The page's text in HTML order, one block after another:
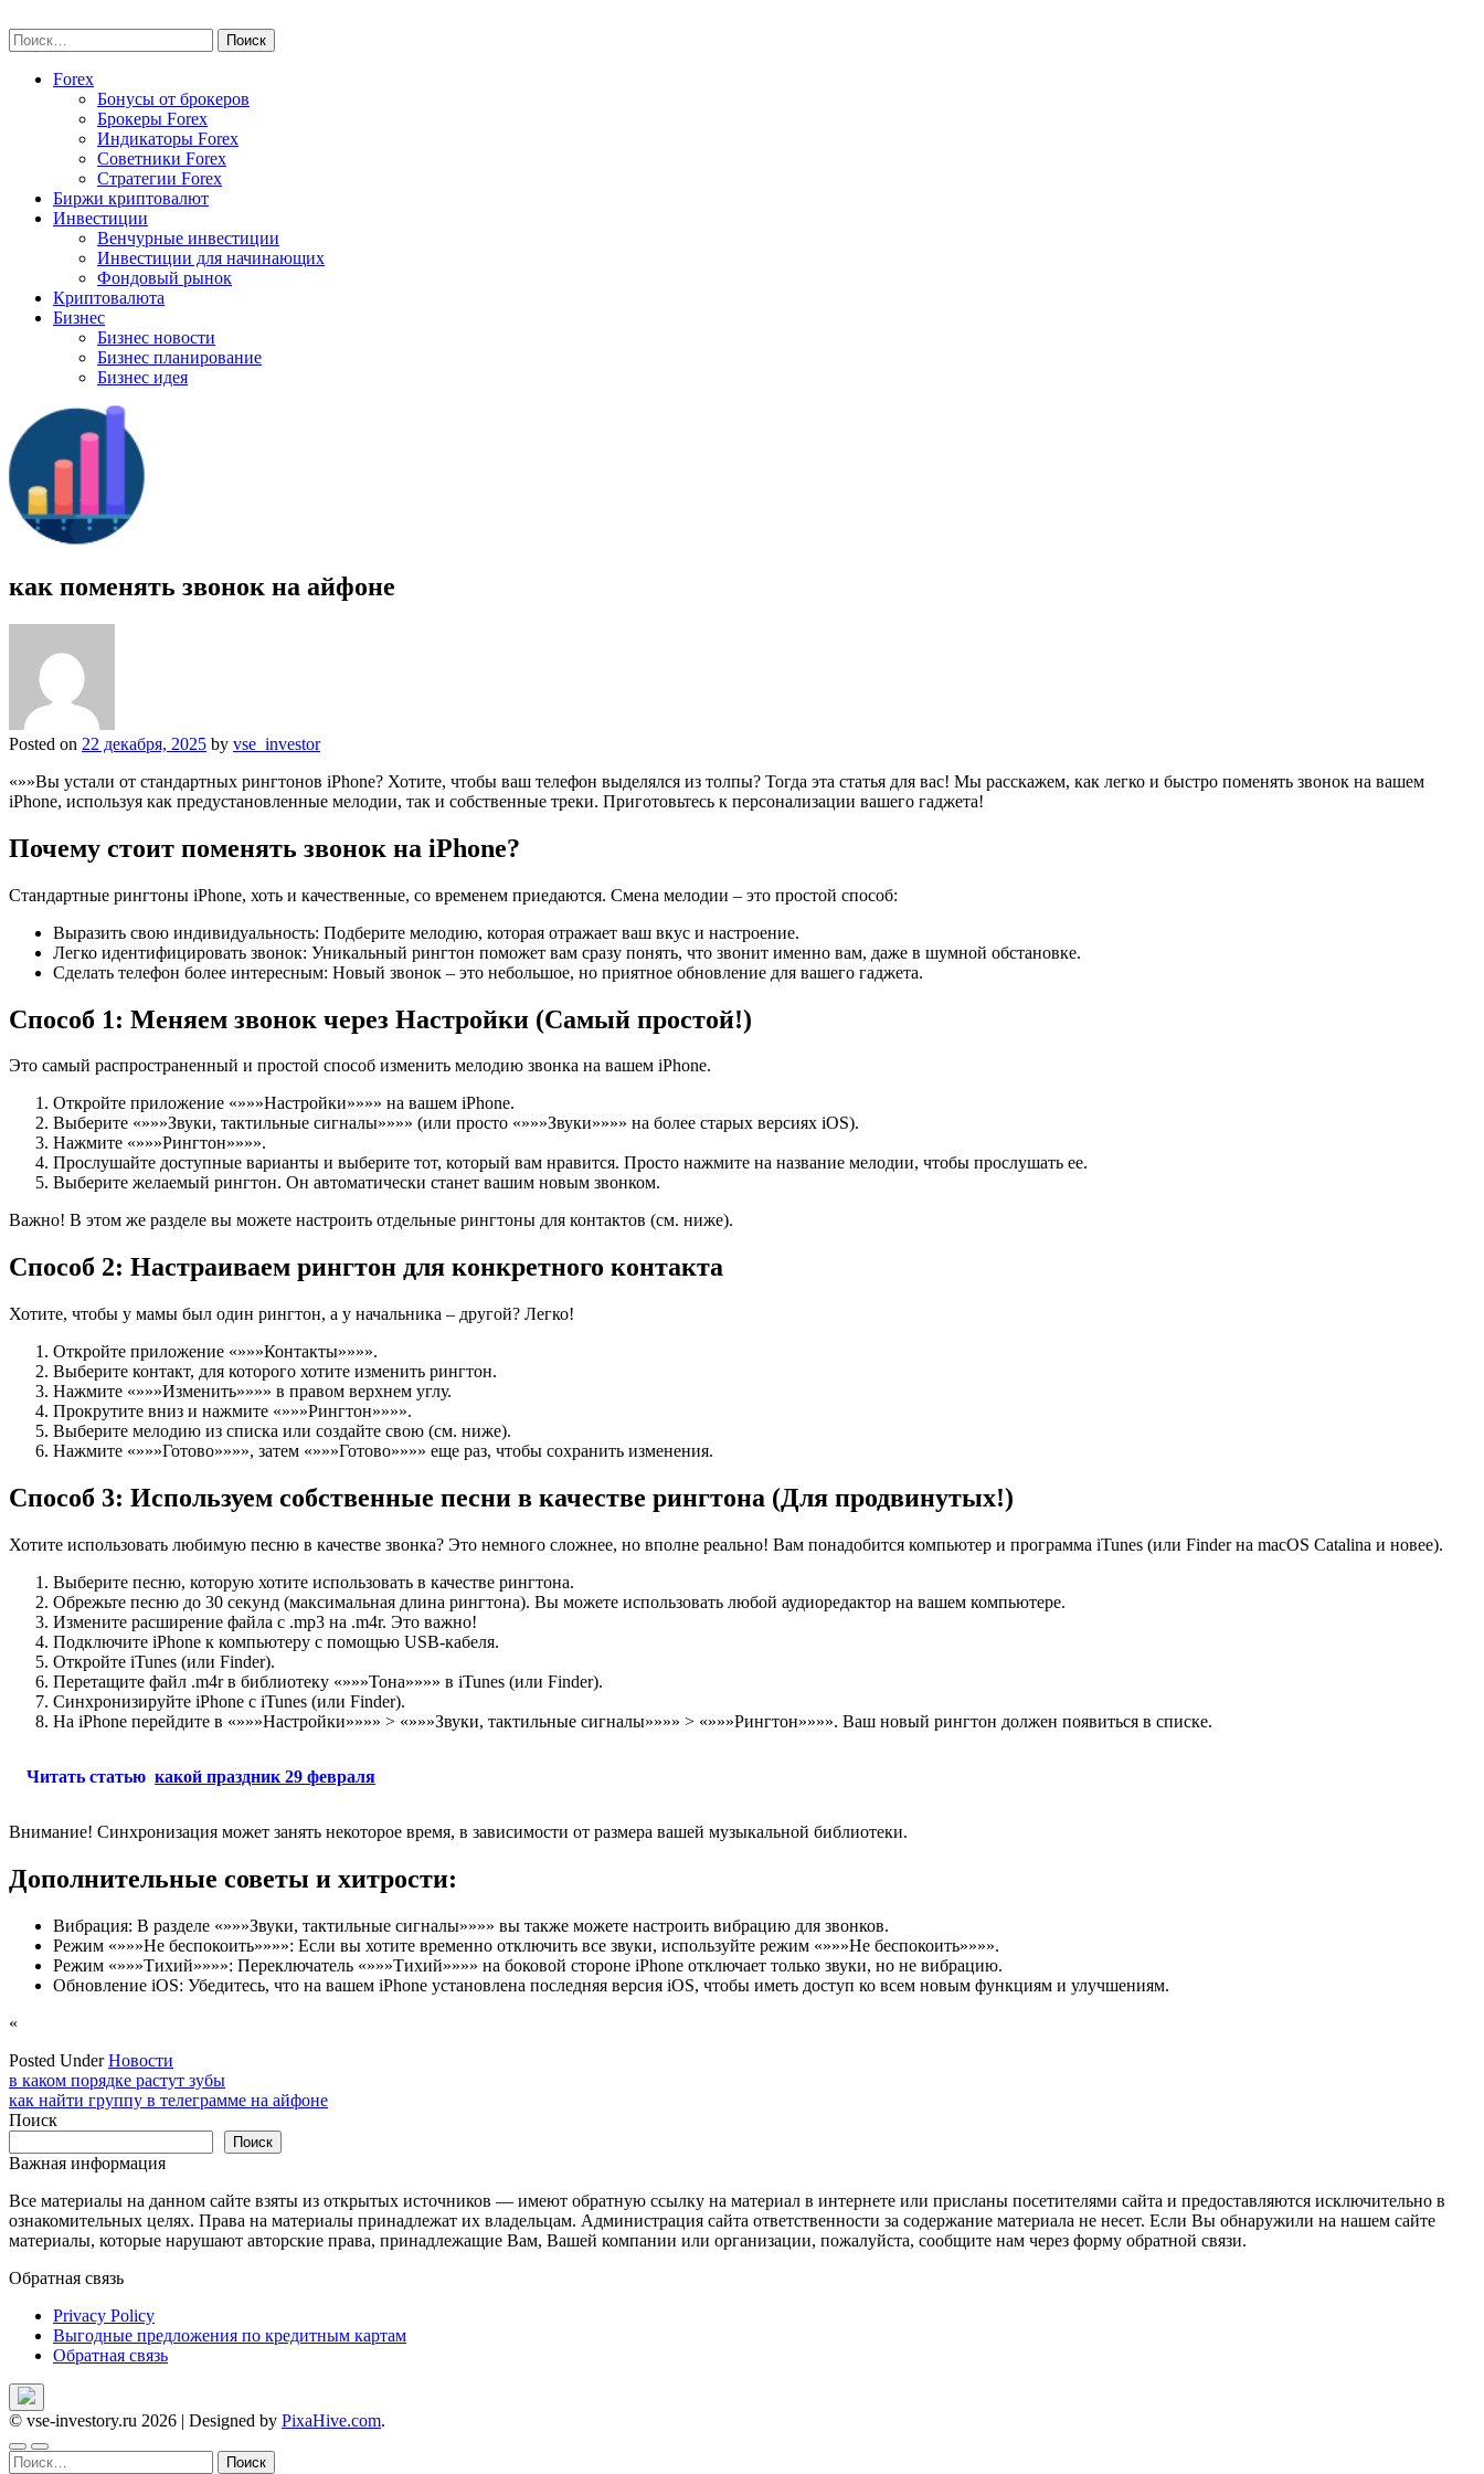
to
content
Найти:
Forex
Бонусы от брокеров
Брокеры Forex
Индикаторы Forex
Советники Forex
Стратегии Forex
Биржи криптовалют
Инвестиции
Венчурные инвестиции
Инвестиции для начинающих
Фондовый рынок
Криптовалюта
Бизнес
Бизнес новости
Бизнес планирование
Бизнес идея
как поменять звонок на айфоне
Posted on 22 декабря, 2025 by vse_investor
«»»Вы устали от стандартных рингтонов iPhone? Хотите, чтобы ваш телефон выделялся из толпы? Тогда эта статья для вас! Мы расскажем, как легко и быстро поменять звонок на вашем
iPhone, используя как предустановленные мелодии, так и собственные треки. Приготовьтесь к персонализации вашего гаджета!
Почему стоит поменять звонок на iPhone?
Стандартные рингтоны iPhone, хоть и качественные, со временем приедаются. Смена мелодии – это простой способ:
Выразить свою индивидуальность: Подберите мелодию, которая отражает ваш вкус и настроение.
Легко идентифицировать звонок: Уникальный рингтон поможет вам сразу понять, что звонит именно вам, даже в шумной обстановке.
Сделать телефон более интересным: Новый звонок – это небольшое, но приятное обновление для вашего гаджета.
Способ 1: Меняем звонок через Настройки (Самый простой!)
Это самый распространенный и простой способ изменить мелодию звонка на вашем iPhone.
Откройте приложение «»»»Настройки»»»» на вашем iPhone.
Выберите «»»»Звуки, тактильные сигналы»»»» (или просто «»»»Звуки»»»» на более старых версиях iOS).
Нажмите «»»»Рингтон»»»».
Прослушайте доступные варианты и выберите тот, который вам нравится. Просто нажмите на название мелодии, чтобы прослушать ее.
Выберите желаемый рингтон. Он автоматически станет вашим новым звонком.
Важно! В этом же разделе вы можете настроить отдельные рингтоны для контактов (см. ниже).
Способ 2: Настраиваем рингтон для конкретного контакта
Хотите, чтобы у мамы был один рингтон, а у начальника – другой? Легко!
Откройте приложение «»»»Контакты»»»».
Выберите контакт, для которого хотите изменить рингтон.
Нажмите «»»»Изменить»»»» в правом верхнем углу.
Прокрутите вниз и нажмите «»»»Рингтон»»»».
Выберите мелодию из списка или создайте свою (см. ниже).
Нажмите «»»»Готово»»»», затем «»»»Готово»»»» еще раз, чтобы сохранить изменения.
Способ 3: Используем собственные песни в качестве рингтона (Для продвинутых!)
Хотите использовать любимую песню в качестве звонка? Это немного сложнее, но вполне реально! Вам понадобится компьютер и программа iTunes (или Finder на macOS Catalina и новее).
Выберите песню, которую хотите использовать в качестве рингтона.
Обрежьте песню до 30 секунд (максимальная длина рингтона). Вы можете использовать любой аудиоредактор на вашем компьютере.
Измените расширение файла с .mp3 на .m4r. Это важно!
Подключите iPhone к компьютеру с помощью USB-кабеля.
Откройте iTunes (или Finder).
Перетащите файл .m4r в библиотеку «»»»Тона»»»» в iTunes (или Finder).
Синхронизируйте iPhone с iTunes (или Finder).
На iPhone перейдите в «»»»Настройки»»»» > «»»»Звуки, тактильные сигналы»»»» > «»»»Рингтон»»»». Ваш новый рингтон должен появиться в списке.
Читать статью какой праздник 29 февраля
Внимание! Синхронизация может занять некоторое время, в зависимости от размера вашей музыкальной библиотеки.
Дополнительные советы и хитрости:
Вибрация: В разделе «»»»Звуки, тактильные сигналы»»»» вы также можете настроить вибрацию для звонков.
Режим «»»»Не беспокоить»»»»: Если вы хотите временно отключить все звуки, используйте режим «»»»Не беспокоить»»»».
Режим «»»»Тихий»»»»: Переключатель «»»»Тихий»»»» на боковой стороне iPhone отключает только звуки, но не вибрацию.
Обновление iOS: Убедитесь, что на вашем iPhone установлена последняя версия iOS, чтобы иметь доступ ко всем новым функциям и улучшениям.
«
Posted UnderНовости
Навигация
по
в каком порядке растут зубы
как найти группу в телеграмме на айфоне
Поиск
Поиск
Важная информация
Все материалы на данном сайте взяты из открытых источников — имеют обратную ссылку на материал в интернете или присланы посетителями сайта и предоставляются исключительно в
ознакомительных целях. Права на материалы принадлежат их владельцам. Администрация сайта ответственности за содержание материала не несет. Если Вы обнаружили на нашем сайте
материалы, которые нарушают авторские права, принадлежащие Вам, Вашей компании или организации, пожалуйста, сообщите нам через форму обратной связи.
Обратная связь
Privacy Policy
Выгодные предложения по кредитным картам
Обратная связь
© vse-investory.ru 2026 | Designed by PixaHive.com.
Найти: